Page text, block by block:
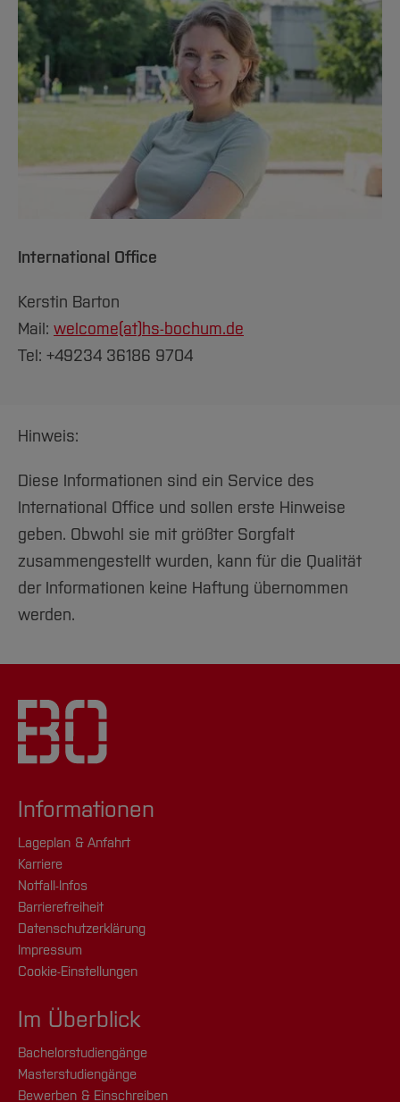
International Office
Kerstin Barton
Mail: welcome(at)hs-bochum.de
Tel: +49234 36186 9704
Hinweis:
Diese Informationen sind ein Service des
International Office und sollen erste Hinweise
geben. Obwohl sie mit größter Sorgfalt
zusammengestellt wurden, kann für die Qualität
der Informationen keine Haftung übernommen
werden.
Informationen
Lageplan & Anfahrt
Karriere
Notfall-Infos
Barrierefreiheit
Datenschutzerklärung
Impressum
Cookie-Einstellungen
Im Überblick
Bachelorstudiengänge
Masterstudiengänge
Bewerben & Einschreiben